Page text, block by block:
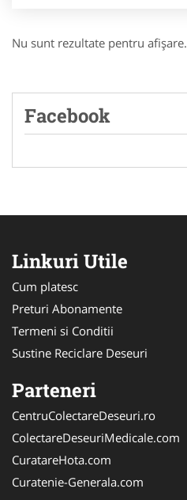
Nu sunt rezultate pentru afişare.
Facebook
Linkuri Utile
Cum platesc
Preturi Abonamente
Termeni si Conditii
Sustine Reciclare Deseuri
Parteneri
CentruColectareDeseuri.ro
ColectareDeseuriMedicale.com
CuratareHota.com
Curatenie-Generala.com